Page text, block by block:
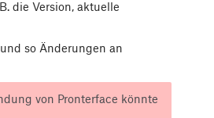
die Version, aktuelle
so Änderungen an
von Pronterface könnte